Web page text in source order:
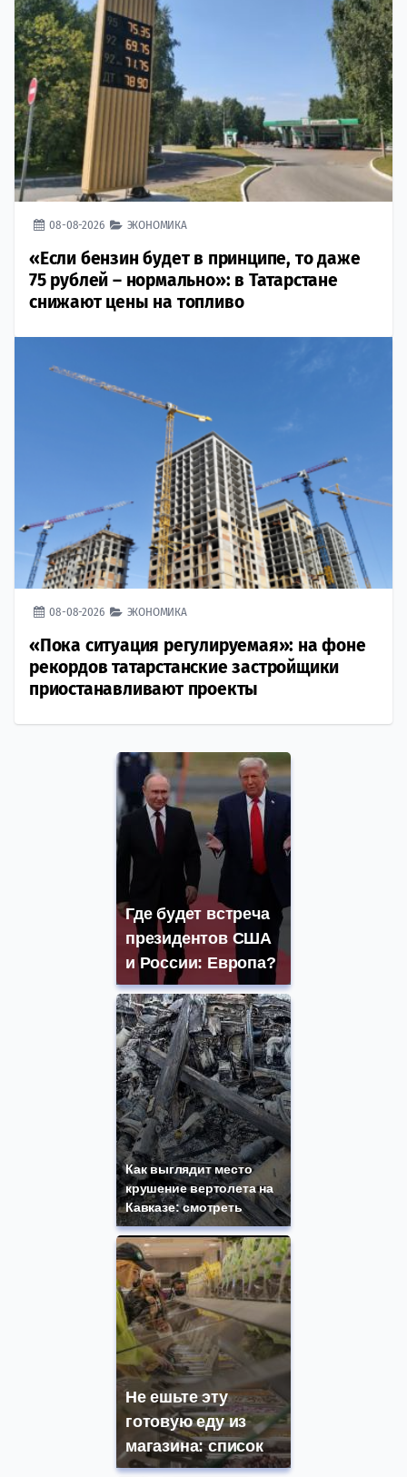
08-08-2026 ЭКОНОМИКА
«Если бензин будет в принципе, то даже
75 рублей – нормально»: в Татарстане
снижают цены на топливо
08-08-2026 ЭКОНОМИКА
«Пока ситуация регулируемая»: на фоне
рекордов татарстанские застройщики
приостанавливают проекты
Где будет встреча
президентов США
и России: Европа?
Как выглядит место
крушение вертолета на
Кавказе: смотреть
Не ешьте эту
готовую еду из
магазина: список